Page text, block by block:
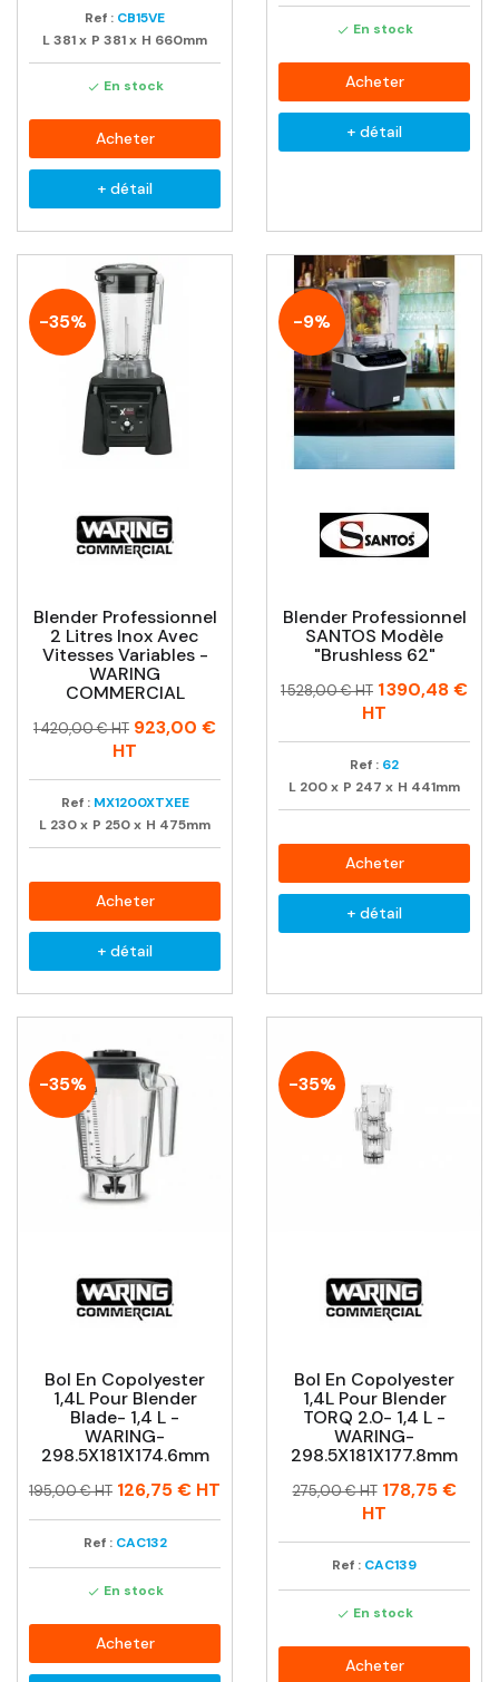
Ref : CB15VE
L381x P 381x H 660mm
 En stock
Acheter
+ détail
 En stock
Acheter
+ détail
-35%
Blender Professionnel
2 Litres Inox Avec
Vitesses Variables -
WARING
COMMERCIAL
Prix
Prix
1 420,00 € HT 923,00 €
HT
Ref : MX1200XTXEE
L 230x P 250x H 475mm
Acheter
+ détail
-9%
Blender Professionnel
SANTOS Modèle
"Brushless 62"
Prix
Prix
1 528,00 € HT 1 390,48 €
HT
Ref : 62
L 200x P 247 x H 441mm
Acheter
+ détail
-35%
Bol En Copolyester
1,4L Pour Blender
Blade- 1,4 L -
WARING-
298.5X181X174.6mm
Prix
Prix
195,00 € HT 126,75 € HT
Ref : CAC132
 En stock
Acheter
-35%
Bol En Copolyester
1,4L Pour Blender
TORQ 2.0- 1,4 L -
WARING-
298.5X181X177.8mm
Prix
Prix
275,00 € HT 178,75 €
HT
Ref : CAC139
 En stock
Acheter